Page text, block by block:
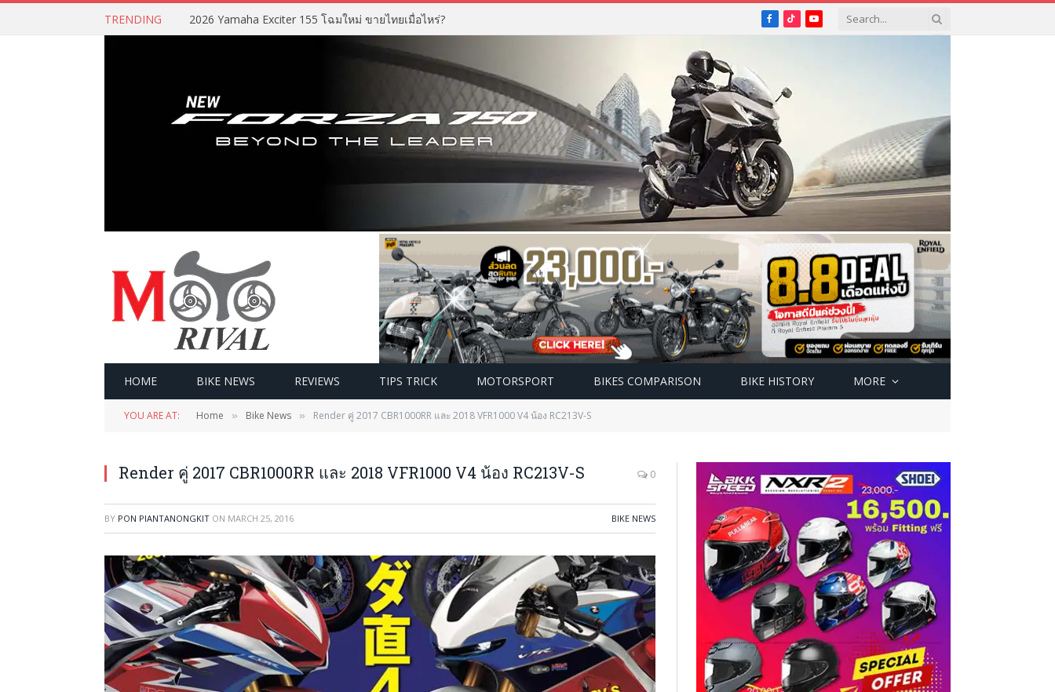
TRENDING 2026 Yamaha Exciter 155 โฉมใหม่ ขายไทยเมื่อไหร่? Facebook
TikTokYouTube
HOME BIKE NEWS REVIEWS TIPS TRICK MOTORSPORT BIKES COMPARISON BIKE HISTORY MORE
YOU ARE AT: Home » Bike News » Render คู่ 2017 CBR1000RR และ 2018 VFR1000 V4 น้อง RC213V-S
Render คู่ 2017 CBR1000RR และ 2018 VFR1000 V4 น้อง RC213V-S 0
BY PON PIANTANONGKIT ON MARCH 25, 2016 BIKE NEWS